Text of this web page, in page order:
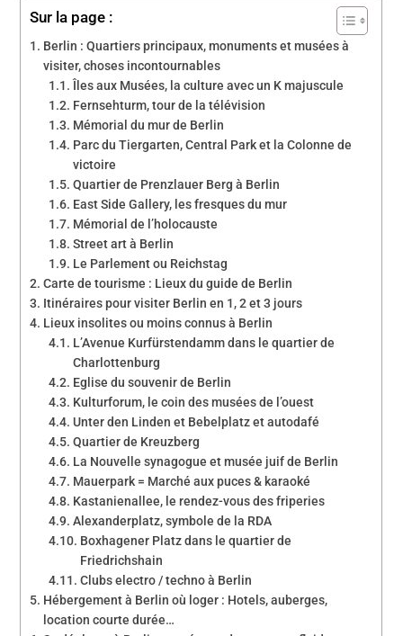
Sur la page :
Berlin : Quartiers principaux, monuments et musées à
visiter, choses incontournables
Îles aux Musées, la culture avec un K majuscule
Fernsehturm, tour de la télévision
Mémorial du mur de Berlin
Parc du Tiergarten, Central Park et la Colonne de
victoire
Quartier de Prenzlauer Berg à Berlin
East Side Gallery, les fresques du mur
Mémorial de l’holocauste
Street art à Berlin
Le Parlement ou Reichstag
Carte de tourisme : Lieux du guide de Berlin
Itinéraires pour visiter Berlin en 1, 2 et 3 jours
Lieux insolites ou moins connus à Berlin
L’Avenue Kurfürstendamm dans le quartier de
Charlottenburg
Eglise du souvenir de Berlin
Kulturforum, le coin des musées de l’ouest
Unter den Linden et Bebelplatz et autodafé
Quartier de Kreuzberg
La Nouvelle synagogue et musée juif de Berlin
Mauerpark = Marché aux puces & karaoké
Kastanienallee, le rendez-vous des friperies
Alexanderplatz, symbole de la RDA
Boxhagener Platz dans le quartier de
Friedrichshain
Clubs electro / techno à Berlin
Hébergement à Berlin où loger : Hotels, auberges,
location courte durée…